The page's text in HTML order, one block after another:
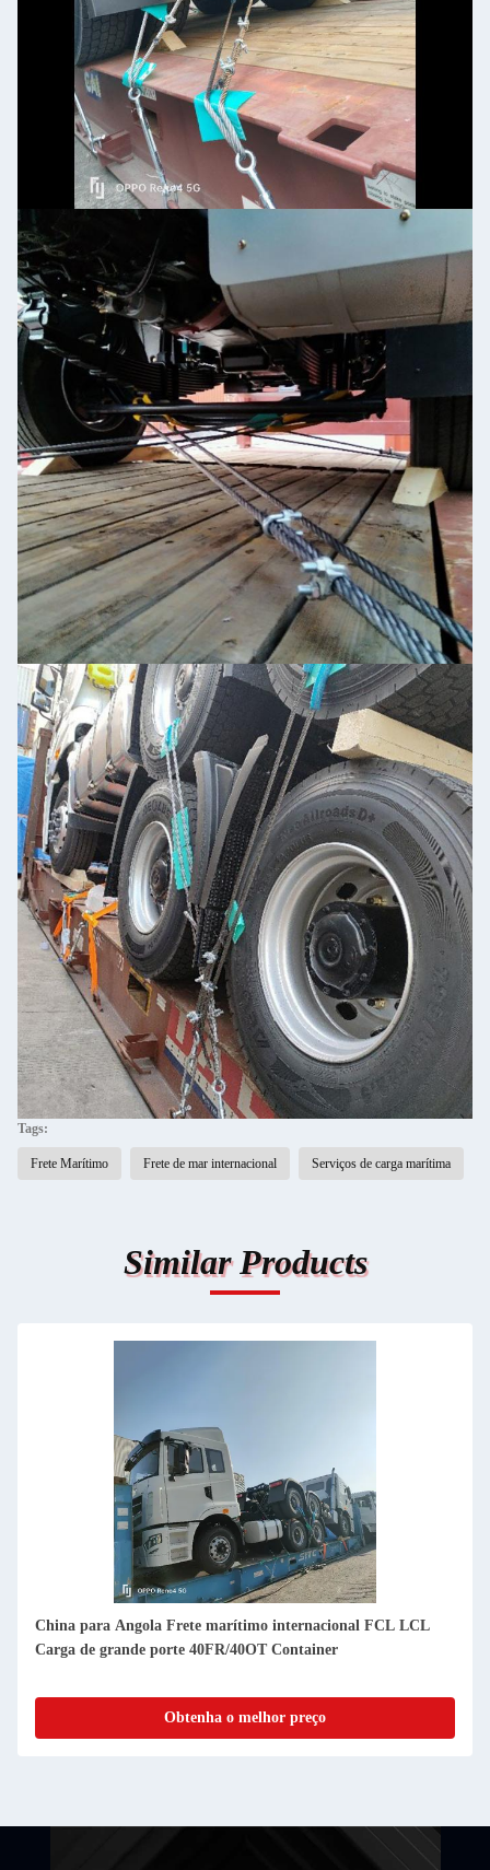
Tags:
Frete Marítimo Frete de mar internacional Serviços de carga marítima
Similar Products
China para Angola Frete marítimo internacional FCL LCL
Carga de grande porte 40FR/40OT Container
Obtenha o melhor preço